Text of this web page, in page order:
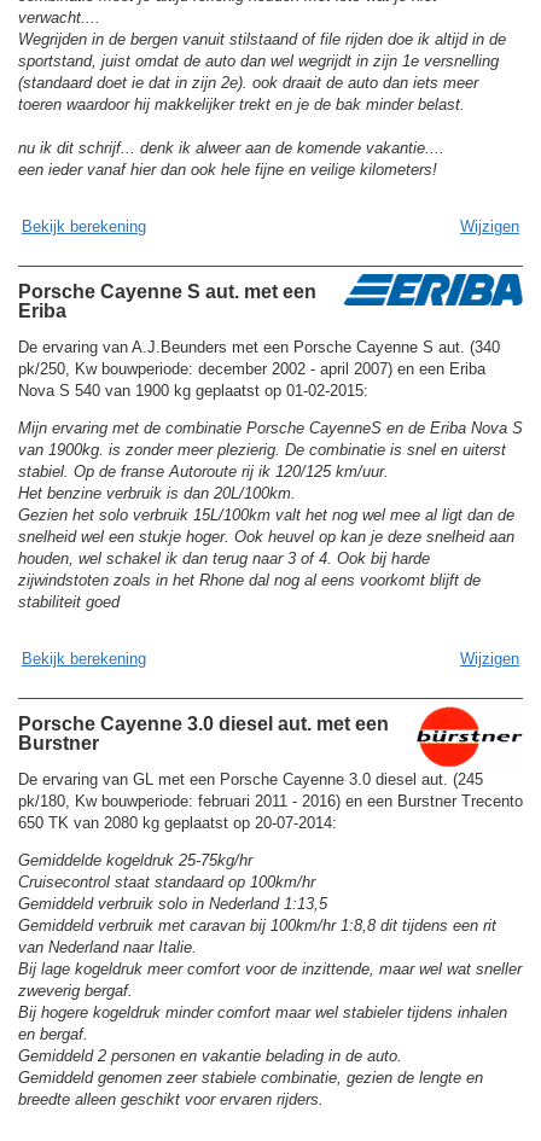
verwacht....
Wegrijden in de bergen vanuit stilstaand of file rijden doe ik altijd in de
sportstand, juist omdat de auto dan wel wegrijdt in zijn 1e versnelling
(standaard doet ie dat in zijn 2e). ook draait de auto dan iets meer
toeren waardoor hij makkelijker trekt en je de bak minder belast.
nu ik dit schrijf... denk ik alweer aan de komende vakantie....
een ieder vanaf hier dan ook hele fijne en veilige kilometers!
Bekijk berekening Wijzigen
Porsche Cayenne S aut. met een
Eriba
De ervaring van A.J.Beunders met een Porsche Cayenne S aut. (340
pk/250, Kw bouwperiode: december 2002 - april 2007) en een Eriba
Nova S 540 van 1900 kg geplaatst op 01-02-2015:
Mijn ervaring met de combinatie Porsche CayenneS en de Eriba Nova S
van 1900kg. is zonder meer plezierig. De combinatie is snel en uiterst
stabiel. Op de franse Autoroute rij ik 120/125 km/uur.
Het benzine verbruik is dan 20L/100km.
Gezien het solo verbruik 15L/100km valt het nog wel mee al ligt dan de
snelheid wel een stukje hoger. Ook heuvel op kan je deze snelheid aan
houden, wel schakel ik dan terug naar 3 of 4. Ook bij harde
zijwindstoten zoals in het Rhone dal nog al eens voorkomt blijft de
stabiliteit goed
Bekijk berekening Wijzigen
Porsche Cayenne 3.0 diesel aut. met een
Burstner
De ervaring van GL met een Porsche Cayenne 3.0 diesel aut. (245
pk/180, Kw bouwperiode: februari 2011 - 2016) en een Burstner Trecento
650 TK van 2080 kg geplaatst op 20-07-2014:
Gemiddelde kogeldruk 25-75kg/hr
Cruisecontrol staat standaard op 100km/hr
Gemiddeld verbruik solo in Nederland 1:13,5
Gemiddeld verbruik met caravan bij 100km/hr 1:8,8 dit tijdens een rit
van Nederland naar Italie.
Bij lage kogeldruk meer comfort voor de inzittende, maar wel wat sneller
zweverig bergaf.
Bij hogere kogeldruk minder comfort maar wel stabieler tijdens inhalen
en bergaf.
Gemiddeld 2 personen en vakantie belading in de auto.
Gemiddeld genomen zeer stabiele combinatie, gezien de lengte en
breedte alleen geschikt voor ervaren rijders.